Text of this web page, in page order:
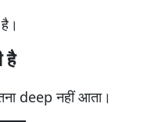
है
deep नहीं आता।